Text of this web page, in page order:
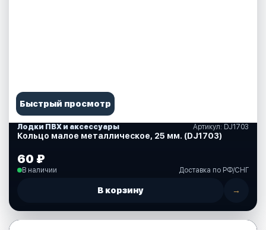
Быстрый просмотр
Лодки ПВХ и аксессуары Артикул: DJ1703
Кольцо малое металлическое, 25 мм. (DJ1703)
60 ₽
В наличии Доставка по РФ/СНГ
В корзину →